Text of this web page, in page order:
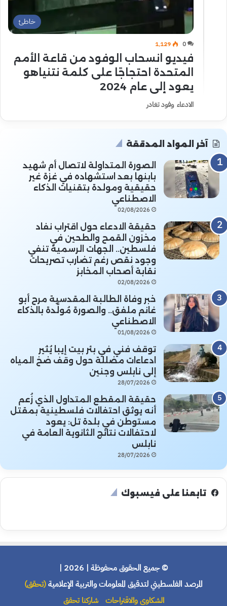
خاطئ
0 1٬129
فيديو انسحاب الوفود من قاعة الأمم
المتحدة احتجاجًا على كلمة نتنياهو
يعود إلى عام 2024
الادعاء وفود تغادر
آخر المواد المدققة
الصورة المتداولة لاتصال أم شهيد
بابنها بعد استشهاده في غزة غير
حقيقية ومولدة بتقنيات الذكاء
الاصطناعي
02/08/2026
حقيقة الادعاء حول اقتراب نفاد
مخزون القمح والطحين في
فلسطين.. الجهات الرسمية تنفي
وجود نقص رغم تضارب تصريحات
نقابة أصحاب المخابز
02/08/2026
خبر وفاة الطالبة المقدسية مرح أبو
غانم ملفق.. والصورة مُولَّدة بالذكاء
الاصطناعي
01/08/2026
توقف فني في بئر بيت إيبا يُثير
ادعاءات مضللة حول وقف ضخ المياه
إلى نابلس وجنين
28/07/2026
حقيقة المقطع المتداول الذي زُعم
أنه يوثق احتفالات فلسطينية بمقتل
مستوطن في بلدة تل: يعود
لاحتفالات نتائج الثانوية العامة في
نابلس
28/07/2026
تابعنا على فيسبوك
© جميع الحقوق محفوظة | 2026 |
المرصد الفلسطيني لتدقيق المعلومات والتربية الإعلامية(تحقق)
الشكاوى والاقتراحات شاركنا تحقق